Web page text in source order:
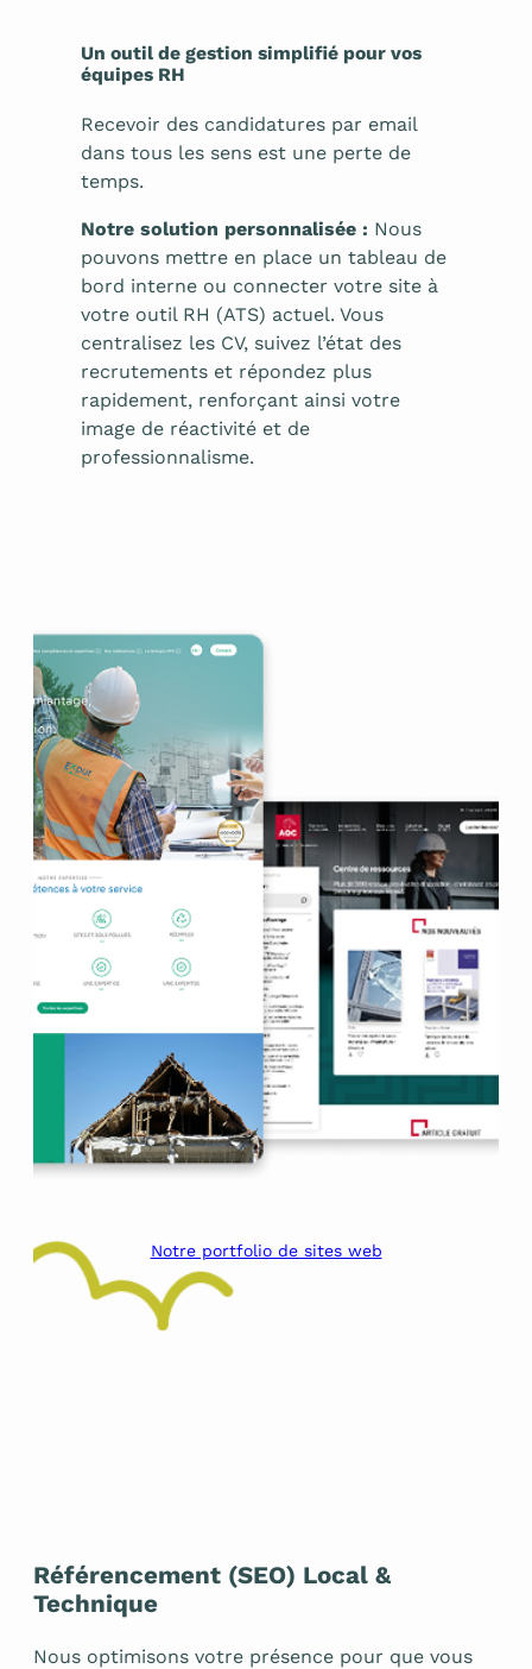
Un outil de gestion simplifié pour vos
équipes RH
Recevoir des candidatures par email
dans tous les sens est une perte de
temps.
Notre solution personnalisée : Nous
pouvons mettre en place un tableau de
bord interne ou connecter votre site à
votre outil RH (ATS) actuel. Vous
centralisez les CV, suivez l’état des
recrutements et répondez plus
rapidement, renforçant ainsi votre
image de réactivité et de
professionnalisme.
Notre portfolio de sites web
Référencement (SEO) Local &
Technique
Nous optimisons votre présence pour que vous